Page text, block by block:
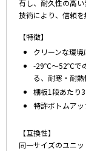
有し、耐久性の高
技術により、信頼を
【特徴】
クリーンな環境
-29℃～52℃で
る、耐寒・耐熱
棚板1段あたり
特許ボトムアッ
【互換性】
同一サイズのユニッ